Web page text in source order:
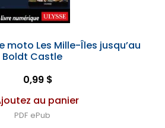
moto Les Mille-Îles jusqu’au
Boldt Castle
0,99 $
au panier
PDF ePub